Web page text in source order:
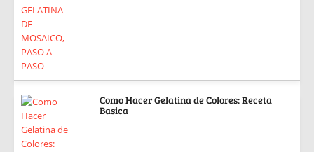
Como Hacer Gelatina de Colores: Receta
Basica